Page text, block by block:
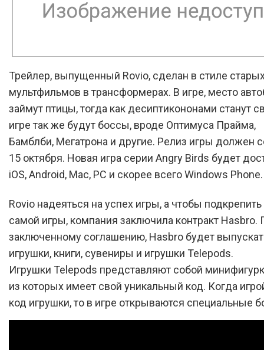
Трейлер, выпущенный Rovio, сделан в стиле
мультфильмов в трансформерах. В игре, место
займут птицы, тогда как десиптикононами станут
игре так же будут боссы, вроде Оптимуса Прайма,
Бамблби, Мегатрона и другие. Релиз игры должен
15 октября. Новая игра серии Angry Birds будет
iOS, Android, Mac, PC и скорее всего Windows Phone.
Rovio надеяться на успех игры, а чтобы
самой игры, компания заключила контракт Hasbro.
заключенному соглашению, Hasbro будет
игрушки, книги, сувениры и игрушки Telepods.
Игрушки Telepods представляют собой
из которых имеет свой уникальный код. Когда
код игрушки, то в игре открываются специальные